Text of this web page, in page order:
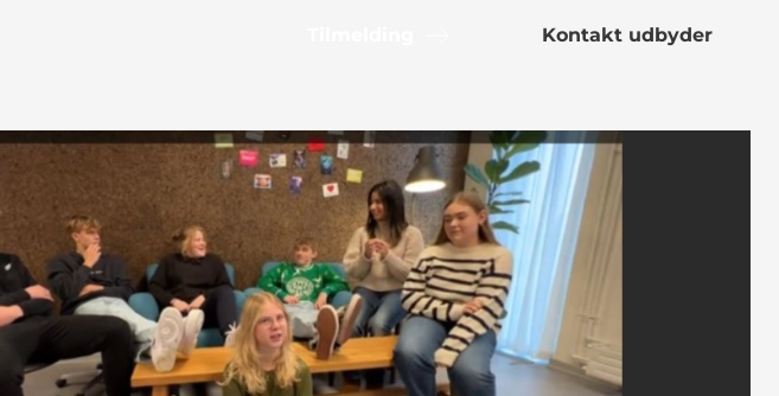
Kontakt udbyder